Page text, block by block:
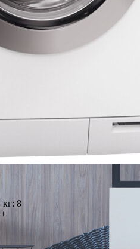
кг: 8